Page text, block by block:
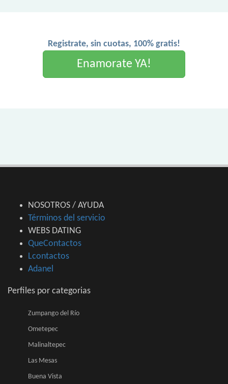
Registrate, sin cuotas, 100% gratis!
Enamorate YA!
NOSOTROS / AYUDA
Términos del servicio
WEBS DATING
QueContactos
Lcontactos
Adanel
Perfiles por categorias
Zumpango del Río
Ometepec
Malinaltepec
Las Mesas
Buena Vista